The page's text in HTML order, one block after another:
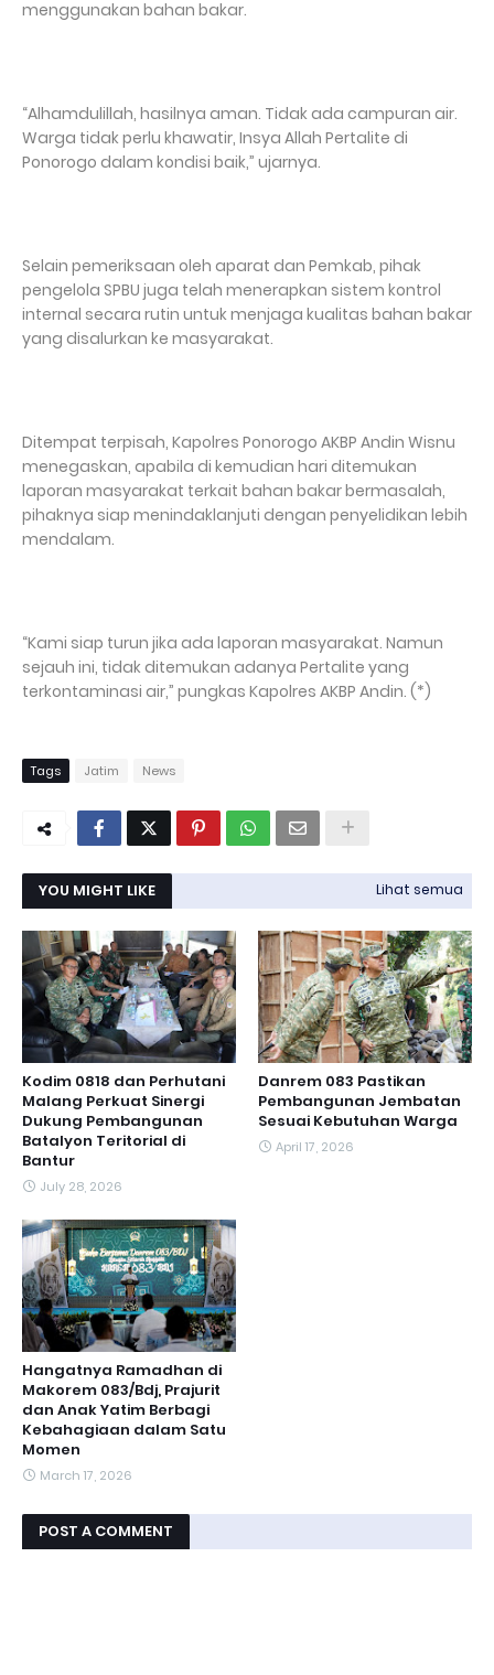
menggunakan bahan bakar.
“Alhamdulillah, hasilnya aman. Tidak ada campuran air.
Warga tidak perlu khawatir, Insya Allah Pertalite di
Ponorogo dalam kondisi baik,” ujarnya.
Selain pemeriksaan oleh aparat dan Pemkab, pihak
pengelola SPBU juga telah menerapkan sistem kontrol
internal secara rutin untuk menjaga kualitas bahan bakar
yang disalurkan ke masyarakat.
Ditempat terpisah, Kapolres Ponorogo AKBP Andin Wisnu
menegaskan, apabila di kemudian hari ditemukan
laporan masyarakat terkait bahan bakar bermasalah,
pihaknya siap menindaklanjuti dengan penyelidikan lebih
mendalam.
“Kami siap turun jika ada laporan masyarakat. Namun
sejauh ini, tidak ditemukan adanya Pertalite yang
terkontaminasi air,” pungkas Kapolres AKBP Andin. (*)
Tags Jatim News
YOU MIGHT LIKE Lihat semua
Kodim 0818 dan Perhutani
Malang Perkuat Sinergi
Dukung Pembangunan
Batalyon Teritorial di
Bantur
July 28, 2026
Danrem 083 Pastikan
Pembangunan Jembatan
Sesuai Kebutuhan Warga
April 17, 2026
Hangatnya Ramadhan di
Makorem 083/Bdj, Prajurit
dan Anak Yatim Berbagi
Kebahagiaan dalam Satu
Momen
March 17, 2026
POST A COMMENT